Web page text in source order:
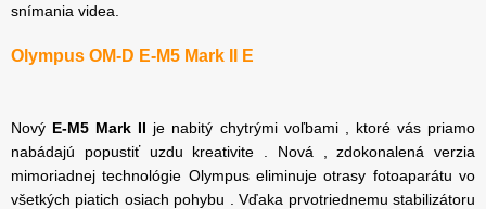
snímania videa.
Olympus OM-D E-M5 Mark II E
Nový E-M5 Mark II je nabitý chytrými voľbami , ktoré vás priamo
nabádajú popustiť uzdu kreativite . Nová , zdokonalená verzia
mimoriadnej technológie Olympus eliminuje otrasy fotoaparátu vo
všetkých piatich osiach pohybu . Vďaka prvotriednemu stabilizátoru